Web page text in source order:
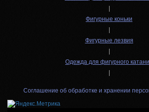
|
Фигурные коньки
|
Фигурные лезвия
|
Одежда для фигурного
|
Соглашение об обработке и хранении